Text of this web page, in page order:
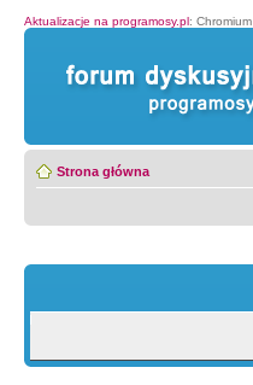
Aktualizacje na programosy.pl: Chromium
Strona główna